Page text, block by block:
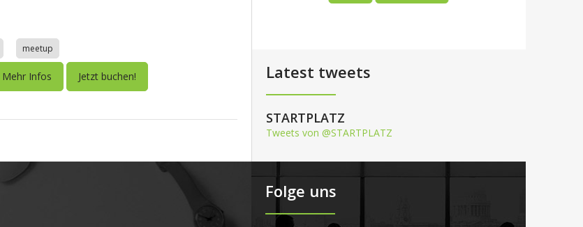
meetup
Mehr Infos Jetzt buchen! Latest tweets
STARTPLATZ
Tweets von @STARTPLATZ
Folge uns